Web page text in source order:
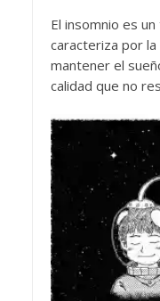
El insomnio es
caracteriza por
mantener el
calidad que no